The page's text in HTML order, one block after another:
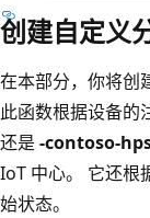
创建自定义
在本部分，你将创
此函数根据设备的
还是 -contoso-
IoT 中心。 它还根
始状态。